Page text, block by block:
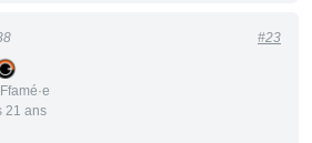
21 ans
#23